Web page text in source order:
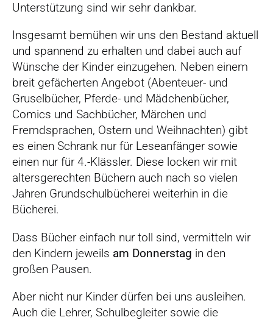
Unterstützung sind wir sehr dankbar.
Insgesamt bemühen wir uns den Bestand aktuell
und spannend zu erhalten und dabei auch auf
Wünsche der Kinder einzugehen. Neben einem
breit gefächerten Angebot (Abenteuer- und
Gruselbücher, Pferde- und Mädchenbücher,
Comics und Sachbücher, Märchen und
Fremdsprachen, Ostern und Weihnachten) gibt
es einen Schrank nur für Leseanfänger sowie
einen nur für 4.-Klässler. Diese locken wir mit
altersgerechten Büchern auch nach so vielen
Jahren Grundschulbücherei weiterhin in die
Bücherei.
Dass Bücher einfach nur toll sind, vermitteln wir
den Kindern jeweils am Donnerstag in den
großen Pausen.
Aber nicht nur Kinder dürfen bei uns ausleihen.
Auch die Lehrer, Schulbegleiter sowie die